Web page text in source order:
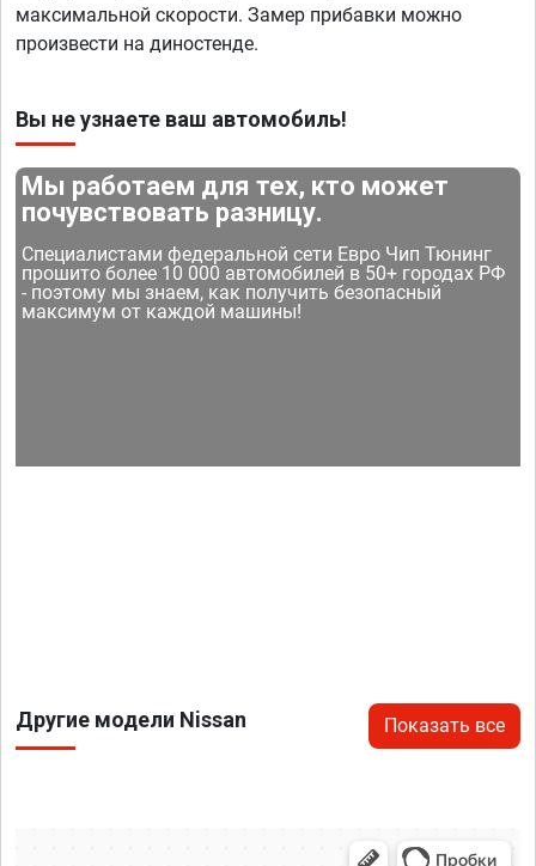
максимальной скорости. Замер прибавки можно
произвести на диностенде.
Вы не узнаете ваш автомобиль!
Мы работаем для тех, кто может
почувствовать разницу.
Специалистами федеральной сети Евро Чип Тюнинг
прошито более 10 000 автомобилей в 50+ городах РФ
- поэтому мы знаем, как получить безопасный
максимум от каждой машины!
Другие модели Nissan Показать все